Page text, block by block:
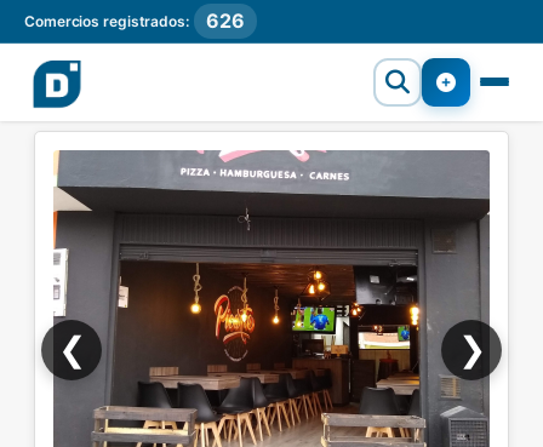
Comercios registrados: 626
❮ ❯